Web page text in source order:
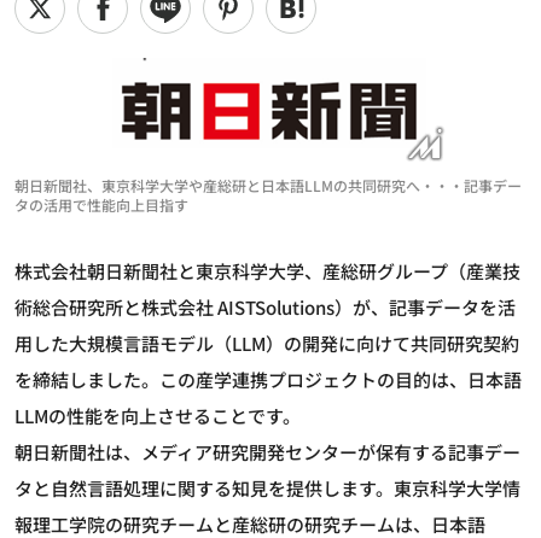
朝日新聞社、東京科学大学や産総研と日本語LLMの共同研究へ・・・記事デー
タの活用で性能向上目指す
株式会社朝日新聞社と東京科学大学、産総研グループ（産業技
術総合研究所と株式会社 AISTSolutions）が、記事データを活
用した大規模言語モデル（LLM）の開発に向けて共同研究契約
を締結しました。この産学連携プロジェクトの目的は、日本語
LLMの性能を向上させることです。
朝日新聞社は、メディア研究開発センターが保有する記事デー
タと自然言語処理に関する知見を提供します。東京科学大学情
報理工学院の研究チームと産総研の研究チームは、日本語